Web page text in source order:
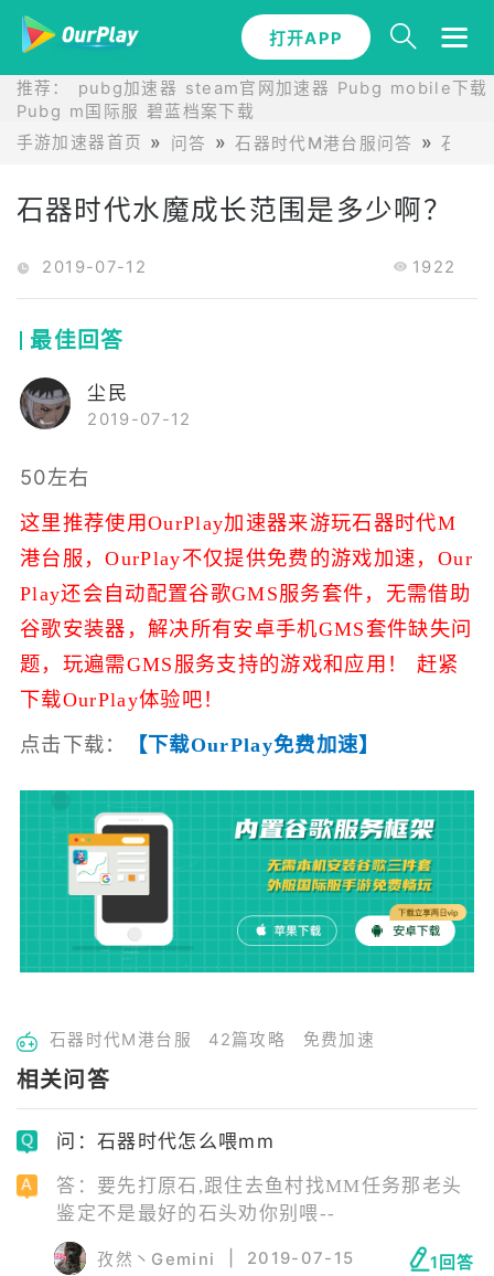
打开APP
推荐： pubg加速器 steam官网加速器 Pubg mobile下载
Pubg m国际服 碧蓝档案下载
手游加速器首页
问答 石器时代M港台服问答 石器
石器时代水魔成长范围是多少啊？
2019-07-12 1922
最佳回答
尘民
2019-07-12
50左右
这里推荐使用OurPlay加速器来游玩石器时代M
港台服，OurPlay不仅提供免费的游戏加速， Our
Play还会自动配置谷歌GMS服务套件，无需借助
谷歌安装器，解决所有安卓手机GMS套件缺失问
题，玩遍需GMS服务支持的游戏和应用！ 赶紧
下载OurPlay体验吧！
点击下载： 【下载OurPlay免费加速】
石器时代M港台服 42篇攻略 免费加速
相关问答
问：石器时代怎么喂mm
答：要先打原石,跟住去鱼村找MM任务那老头
鉴定不是最好的石头劝你别喂--
孜然丶Gemini 2019-07-15 1回答